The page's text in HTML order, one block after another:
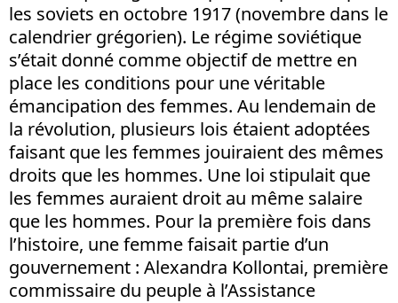
les soviets en octobre 1917 (novembre dans le
calendrier grégorien). Le régime soviétique
s’était donné comme objectif de mettre en
place les conditions pour une véritable
émancipation des femmes. Au lendemain de
la révolution, plusieurs lois étaient adoptées
faisant que les femmes jouiraient des mêmes
droits que les hommes. Une loi stipulait que
les femmes auraient droit au même salaire
que les hommes. Pour la première fois dans
l’histoire, une femme faisait partie d’un
gouvernement : Alexandra Kollontai, première
commissaire du peuple à l’Assistance